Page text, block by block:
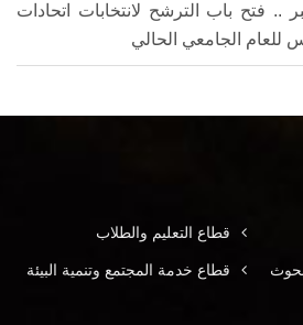
.. فتح باب الترشح لانتخابات اتحادات
الجامعي الحالي
قطاع التعليم والطلاب
قطاع خدمة المجتمع وتنمية البيئة